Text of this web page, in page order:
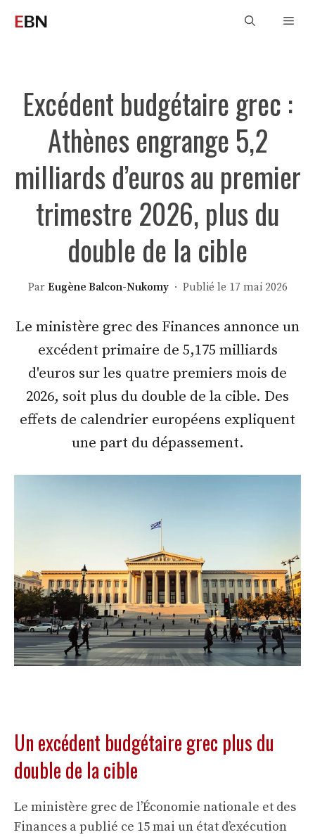
Excédent budgétaire grec :
Athènes engrange 5,2
milliards d’euros au premier
trimestre 2026, plus du
double de la cible
Par Eugène Balcon-Nukomy· Publié le 17 mai 2026
Le ministère grec des Finances annonce un
excédent primaire de 5,175 milliards
d'euros sur les quatre premiers mois de
2026, soit plus du double de la cible. Des
effets de calendrier européens expliquent
une part du dépassement.
Un excédent budgétaire grec plus du
double de la cible
Le ministère grec de l’Économie nationale et des
Finances a publié ce 15 mai un état d’exécution